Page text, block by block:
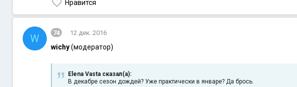
Нравится
W 74 12 дек. 2016
wichy(модератор)
Elena Vasta сказал(а):
В декабре сезон дождей? Уже практически в январе? Да брось.